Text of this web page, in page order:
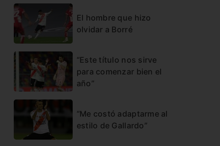
El hombre que hizo
olvidar a Borré
“Este título nos sirve
para comenzar bien el
año”
“Me costó adaptarme al
estilo de Gallardo”